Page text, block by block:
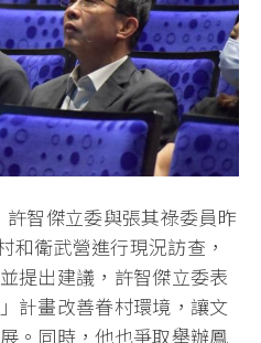
許智傑立委與張其祿委員昨
和衛武營進行現況訪查，
提出建議，許智傑立委表
計畫改善眷村環境，讓文
。同時，他也爭取舉辦鳳